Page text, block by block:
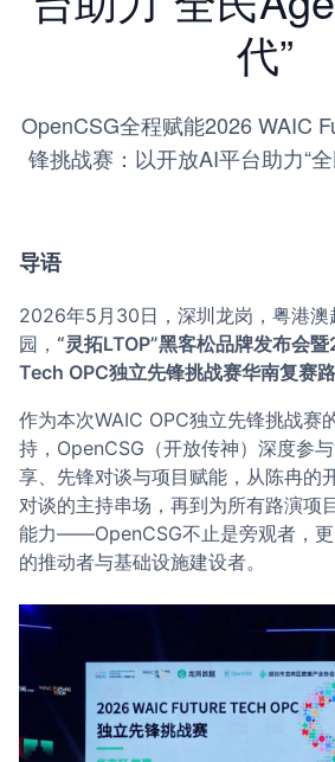
代”
OpenCSG全程赋能2026 WAIC
锋挑战赛：以开放AI平台助力“
导语
2026年5月30日，深圳龙岗，粤港澳
园， “灵拓LTOP”黑客松品牌发布会
Tech OPC独立先锋挑战赛华南复赛路
作为本次WAIC OPC独立先锋挑战赛
持，OpenCSG（开放传神）深度参
享、先锋对谈与项目赋能，从陈冉的
对谈的主持串场，再到为所有路演项
能力——OpenCSG不止是旁观者，更
的推动者与基础设施建设者。